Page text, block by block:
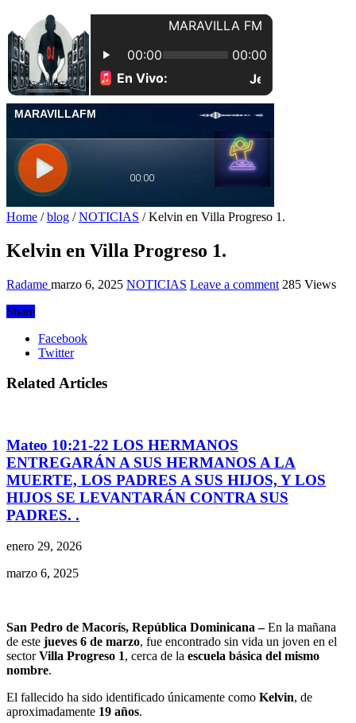
Home / blog / NOTICIAS / Kelvin en Villa Progreso 1.
Kelvin en Villa Progreso 1.
Radame marzo 6, 2025 NOTICIAS Leave a comment 285 Views
Share
Facebook
Twitter
Related Articles
Mateo 10:21-22 LOS HERMANOS
ENTREGARÁN A SUS HERMANOS A LA
MUERTE, LOS PADRES A SUS HIJOS, Y LOS
HIJOS SE LEVANTARÁN CONTRA SUS
PADRES. .
enero 29, 2026
marzo 6, 2025
San Pedro de Macorís, República Dominicana –En la mañana
de este jueves 6 de marzo, fue encontrado sin vida un joven en el
sectorVilla Progreso 1, cerca de la escuela básica del mismo
nombre.
El fallecido ha sido identificado únicamente como Kelvin, de
aproximadamente 19 años.